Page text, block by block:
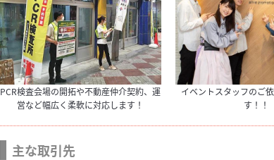
PCR検査会場の開拓や不動産仲介契約、運
営など幅広く柔軟に対応します！
イベントスタッフのご
す！！
主な取引先